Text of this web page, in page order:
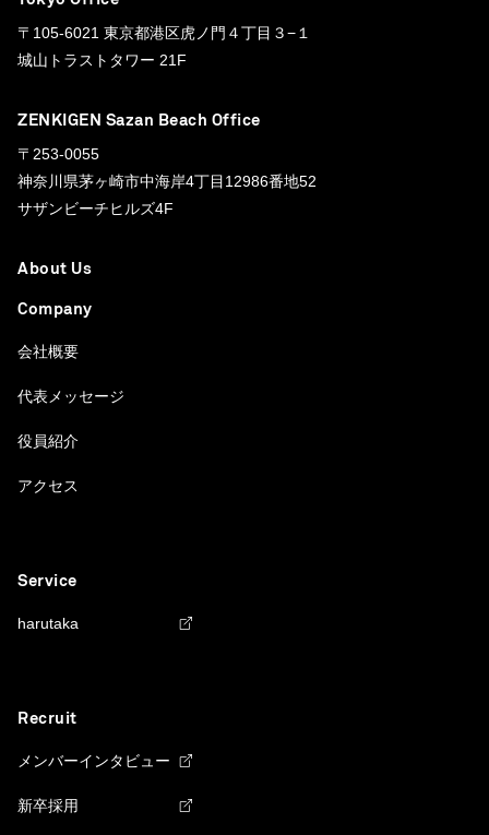
〒105-6021 東京都港区虎ノ門４丁目３−１
城山トラストタワー 21F
ZENKIGEN Sazan Beach Office
〒253-0055
神奈川県茅ヶ崎市中海岸4丁目12986番地52
サザンビーチヒルズ4F
About Us
Company
会社概要
代表メッセージ
役員紹介
アクセス
Service
harutaka
Recruit
メンバーインタビュー
新卒採用